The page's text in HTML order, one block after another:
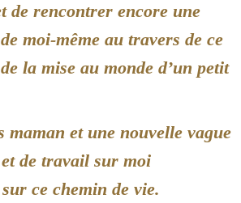
de rencontrer encore une
moi-même au travers de ce
la mise au monde d’un petit
maman et une nouvelle vague
de travail sur moi
ce chemin de vie.